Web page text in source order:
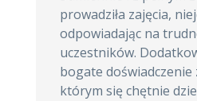
prowadziła zajęcia,
odpowiadając na
uczestników.
bogate doświadczenie
którym się chętnie